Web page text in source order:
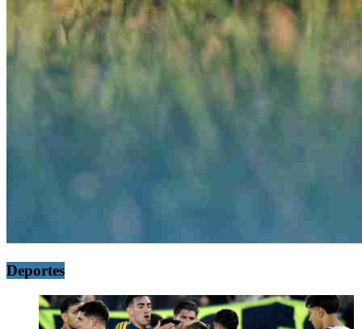
Deportes